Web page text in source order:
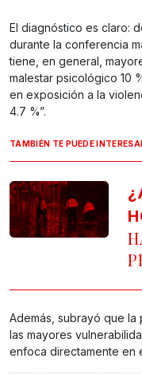
El diagnóstico es claro:
durante la conferencia
tiene, en general,
malestar psicológico 10
en exposición a la
4.7 %”.
TAMBIÉN TE PUEDE
Además, subrayó que la
las mayores
enfoca directamente en